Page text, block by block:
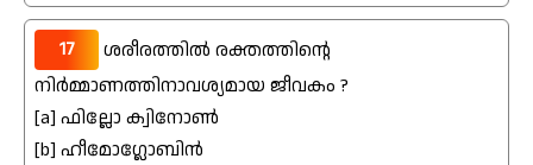
17
ശരീരത്തിൽ രക്തത്തിന്റെ
നിർമ്മാണത്തിനാവശ്യമായ ജീവകം ?
[a] ഫില്ലോ ക്വിനോൺ
[b] ഹീമോഗ്ലോബിൻ